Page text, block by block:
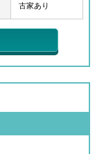
古家あり